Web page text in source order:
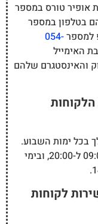
אופיר טורס במספר
בטלפון במספר
למספר054-
האימייל
והאינסטגרם שלהם
בכל ימות השבוע.
השירות פתוח בימים א'-ה' בין השעות 09:00 ל-20:00, ובימי
לקוחות